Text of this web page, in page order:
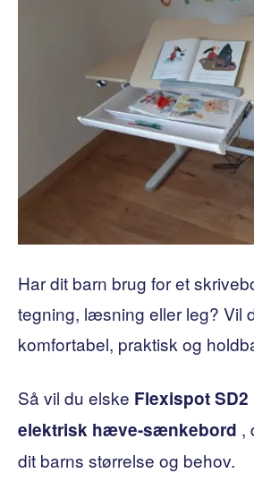
Har dit barn brug for et
tegning, læsning eller leg? Vil
komfortabel, praktisk og
Så vil du elske Flexispot
elektrisk hæve-sænkebord ,
dit barns størrelse og behov.